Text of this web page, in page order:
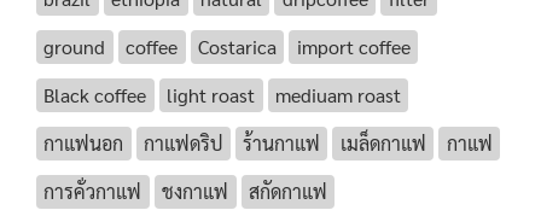
ground
coffee Costarica
import coffee
Black coffee
light roast
mediuam roast
กาแฟนอก
กาแฟดริป ร้านกาแฟ เมล็ดกาแฟ
กาแฟ
การคั่วกาแฟ
ชงกาแฟ สกัดกาแฟ